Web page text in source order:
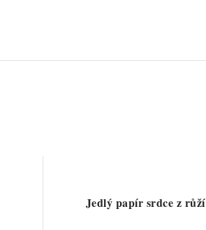
Jedlý papír srdce z růží